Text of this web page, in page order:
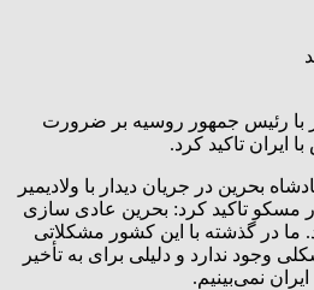
با رئیس جمهور روسیه بر ضرورت
تاکید کرد.
بحرین در جریان دیدار با ولادیمیر
مسکو تاکید کرد: بحرین عادی سازی
ما در گذشته با این کشور مشکلاتی
وجود ندارد و دلیلی برای به تأخیر
نمی‌بینیم.